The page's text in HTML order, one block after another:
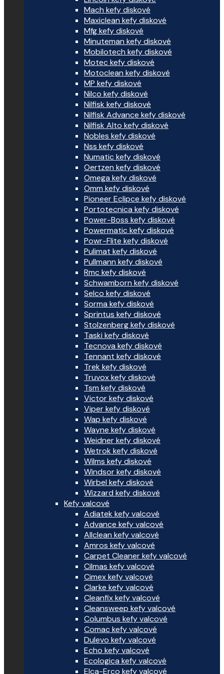
Mach kefy diskové
Maxiclean kefy diskové
Mfg kefy diskové
Minuteman kefy diskové
Mobilotech kefy diskové
Motec kefy diskové
Motoclean kefy diskové
MP kefy diskové
Nilco kefy diskové
Nilfisk kefy diskové
Nilfisk Advance kefy diskové
Nilfisk Alto kefy diskové
Nobles kefy diskové
Nss kefy diskové
Numatic kefy diskové
Oertzen kefy diskové
Omega kefy diskové
Omm kefy diskové
Pioneer Eclipce kefy diskové
Portotecnica kefy diskové
Power-Boss kefy diskové
Powermatic kefy diskové
Powr-Flite kefy diskové
Pulimat kefy diskové
Pullmann kefy diskové
Rmc kefy diskové
Schwamborn kefy diskové
Selco kefy diskové
Sorma kefy diskové
Sprintus kefy diskové
Stolzenberg kefy diskové
Taski kefy diskové
Tecnova kefy diskové
Tennant kefy diskové
Trek kefy diskové
Truvox kefy diskové
Tsm kefy diskové
Victor kefy diskové
Viper kefy diskové
Wap kefy diskové
Wayne kefy diskové
Weidner kefy diskové
Wetrok kefy diskové
Wilms kefy diskové
Windsor kefy diskové
Wirbel kefy diskové
Wizzard kefy diskové
Kefy valcové
Adiatek kefy valcové
Advance kefy valcové
Allclean kefy valcové
Amros kefy valcové
Carpet Cleaner kefy valcové
Cilmas kefy valcové
Cimex kefy valcové
Clarke kefy valcové
Cleanfix kefy valcové
Cleansweep kefy valcové
Columbus kefy valcové
Comac kefy valcové
Dulevo kefy valcové
Echo kefy valcové
Ecologica kefy valcové
Elca-Erco kefy valcové